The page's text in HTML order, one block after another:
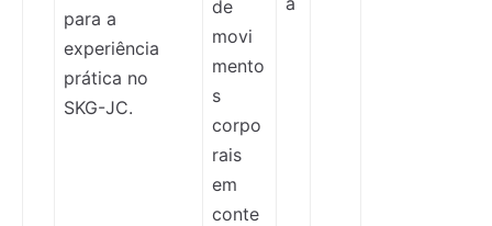
para a
experiência
prática no
SKG-JC.
de
movi
mento
s
corpo
rais
em
conte